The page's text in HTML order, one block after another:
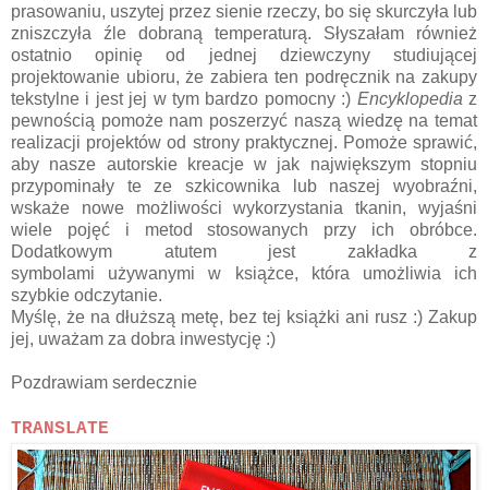
prasowaniu, uszytej przez sienie rzeczy, bo się skurczyła lub
zniszczyła źle dobraną temperaturą. Słyszałam również
ostatnio opinię od jednej dziewczyny studiującej
projektowanie ubioru, że zabiera ten podręcznik na zakupy
tekstylne i jest jej w tym bardzo pomocny :) Encyklopedia z
pewnością pomoże nam poszerzyć naszą wiedzę na temat
realizacji projektów od strony praktycznej. Pomoże sprawić,
aby nasze autorskie kreacje w jak największym stopniu
przypominały te ze szkicownika lub naszej wyobraźni,
wskaże nowe możliwości wykorzystania tkanin, wyjaśni
wiele pojęć i metod stosowanych przy ich obróbce.
Dodatkowym atutem jest zakładka z
symbolami używanymi w książce, która umożliwia ich
szybkie odczytanie.
Myślę, że na dłuższą metę, bez tej książki ani rusz :) Zakup
jej, uważam za dobra inwestycję :)
Pozdrawiam serdecznie
TRANSLATE